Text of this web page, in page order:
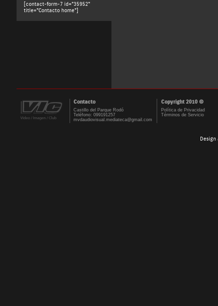
[contact-form-7 id="35952"
title="Contacto home"]
Contacto Copyright 2010 ©
Castillo del Parque Rodó
Teléfono: 099191257
mvdaudiovisual.mediateca@gmail.com
Política de Privacidad
Términos de Servicio